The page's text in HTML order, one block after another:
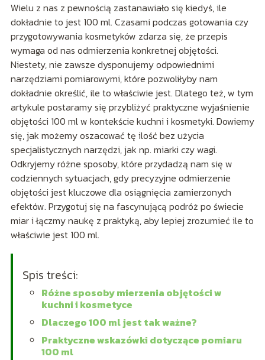
Wielu z nas z pewnością zastanawiało się kiedyś, ile
dokładnie to jest 100 ml. Czasami podczas gotowania czy
przygotowywania kosmetyków zdarza się, że przepis
wymaga od nas odmierzenia konkretnej objętości.
Niestety, nie zawsze dysponujemy odpowiednimi
narzędziami pomiarowymi, które pozwoliłyby nam
dokładnie określić, ile to właściwie jest. Dlatego też, w tym
artykule postaramy się przybliżyć praktyczne wyjaśnienie
objętości 100 ml w kontekście kuchni i kosmetyki. Dowiemy
się, jak możemy oszacować tę ilość bez użycia
specjalistycznych narzędzi, jak np. miarki czy wagi.
Odkryjemy różne sposoby, które przydadzą nam się w
codziennych sytuacjach, gdy precyzyjne odmierzenie
objętości jest kluczowe dla osiągnięcia zamierzonych
efektów. Przygotuj się na fascynującą podróż po świecie
miar i łączmy naukę z praktyką, aby lepiej zrozumieć ile to
właściwie jest 100 ml.
Spis treści:
Różne sposoby mierzenia objętości w
kuchni i kosmetyce
Dlaczego 100 ml jest tak ważne?
Praktyczne wskazówki dotyczące pomiaru
100 ml